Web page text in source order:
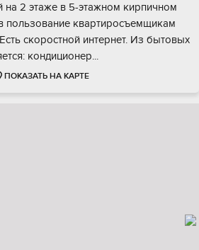
на 2 этаже в 5-этажном кирпичном
пользование квартиросъемщикам
скоростной интернет. Из бытовых
кондиционер...
ПОКАЗАТЬ НА КАРТЕ